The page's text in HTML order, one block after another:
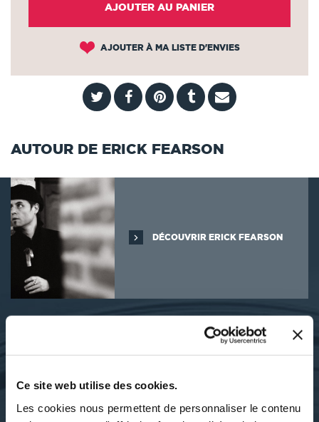
Ce site web utilise des cookies.
Les cookies nous permettent de personnaliser le contenu
AJOUTER AU PANIER
AJOUTER À MA LISTE D'ENVIES
AUTOUR DE ERICK FEARSON
DÉCOUVRIR ERICK FEARSON